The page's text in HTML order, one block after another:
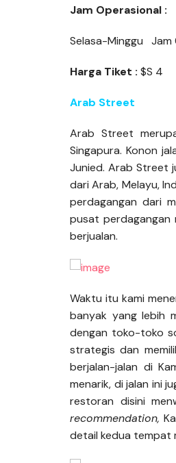
Jam Operasional :
Selasa-Minggu
Harga Tiket : $S 4
Arab Street
Arab Street
Singapura. Konon
Junied. Arab Street
dari Arab, Melayu,
perdagangan dari
pusat
berjualan.
Waktu itu kami
banyak yang lebih
dengan toko-toko
strategis dan
berjalan-jalan di
menarik, di jalan ini
restoran disini
recommendation,
detail kedua tempat